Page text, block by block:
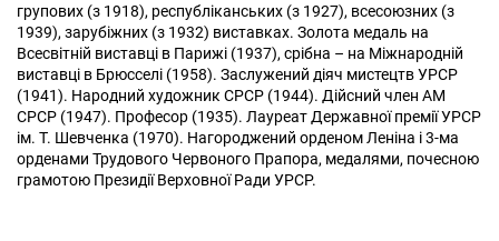
групових (з 1918), республіканських (з 1927), всесоюзних (з
1939), зарубіжних (з 1932) виставках. Золота медаль на
Всесвітній виставці в Парижі (1937), срібна – на Міжнародній
виставці в Брюсселі (1958). Заслужений діяч мистецтв УРСР
(1941). Народний художник СРСР (1944). Дійсний член АМ
СРСР (1947). Професор (1935). Лауреат Державної премії УРСР
ім. Т. Шевченка (1970). Нагороджений орденом Леніна і 3-ма
орденами Трудового Червоного Прапора, медалями, почесною
грамотою Президії Верховної Ради УРСР.